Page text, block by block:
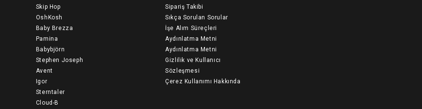
Skip Hop
OshKosh
Baby Brezza
Pamina
Babybjörn
Stephen Joseph
Avent
Igor
Sterntaler
Cloud-B
Sipariş Takibi
Sıkça Sorulan Sorular
İşe Alım Süreçleri
Aydınlatma Metni
Aydınlatma Metni
Gizlilik ve Kullanıcı
Sözleşmesi
Çerez Kullanımı Hakkında